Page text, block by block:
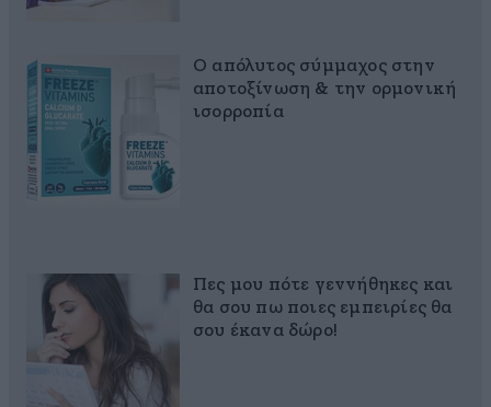
Ο απόλυτος σύμμαχος στην
αποτοξίνωση & την ορμονική
ισορροπία
Πες μου πότε γεννήθηκες και
θα σου πω ποιες εμπειρίες θα
σου έκανα δώρο!